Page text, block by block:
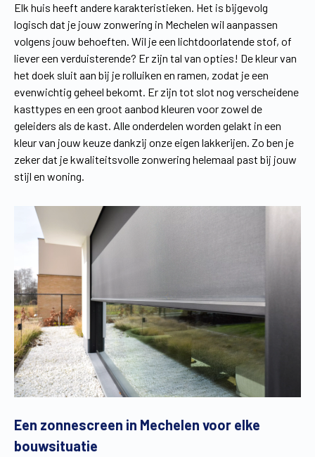
Elk huis heeft andere karakteristieken. Het is bijgevolg
logisch dat je jouw zonwering in Mechelen wil aanpassen
volgens jouw behoeften. Wil je een lichtdoorlatende stof, of
liever een verduisterende? Er zijn tal van opties! De kleur van
het doek sluit aan bij je rolluiken en ramen, zodat je een
evenwichtig geheel bekomt. Er zijn tot slot nog verscheidene
kasttypes en een groot aanbod kleuren voor zowel de
geleiders als de kast. Alle onderdelen worden gelakt in een
kleur van jouw keuze dankzij onze eigen lakkerijen. Zo ben je
zeker dat je kwaliteitsvolle zonwering helemaal past bij jouw
stijl en woning.
Een zonnescreen in Mechelen voor elke
bouwsituatie